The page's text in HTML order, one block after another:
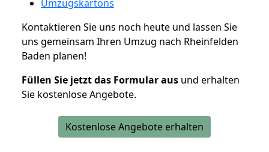
Umzugskartons
Kontaktieren Sie uns noch heute und lassen Sie
uns gemeinsam Ihren Umzug nach Rheinfelden
Baden planen!
Füllen Sie jetzt das Formular aus und erhalten
Sie kostenlose Angebote.
Kostenlose Angebote erhalten